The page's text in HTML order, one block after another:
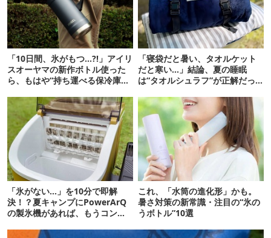
「10日間、氷がもつ…?!」アイリ
スオーヤマの新作ボトル使った
ら、もはや“持ち運べる保冷庫
「寝袋だと暑い、タオルケット
だと寒い…」結論、夏の睡眠
は“タオルシュラフ”が正解だっ
「氷がない…」を10分で即解
決！？夏キャンプにPowerArQ
の製氷機があれば、もうコンビ
これ、「水筒の進化形」かも。
暑さ対策の新常識・注目の“氷の
うボトル”10選